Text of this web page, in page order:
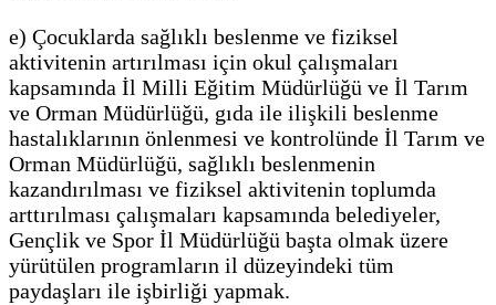
e) Çocuklarda sağlıklı beslenme ve fiziksel
aktivitenin artırılması için okul çalışmaları
kapsamında İl Milli Eğitim Müdürlüğü ve İl Tarım
ve Orman Müdürlüğü, gıda ile ilişkili beslenme
hastalıklarının önlenmesi ve kontrolünde İl Tarım ve
Orman Müdürlüğü, sağlıklı beslenmenin
kazandırılması ve fiziksel aktivitenin toplumda
arttırılması çalışmaları kapsamında belediyeler,
Gençlik ve Spor İl Müdürlüğü başta olmak üzere
yürütülen programların il düzeyindeki tüm
paydaşları ile işbirliği yapmak.